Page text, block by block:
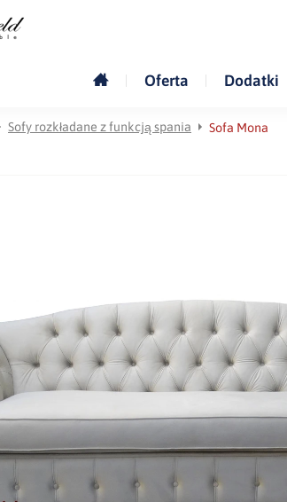
Oferta Dodatki
Sofy rozkładane z funkcją spania Sofa Mona